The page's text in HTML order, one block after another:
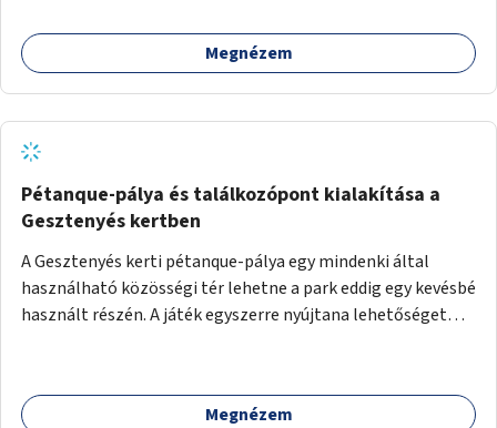
Megnézem
Pétanque-pálya és találkozópont kialakítása a
Gesztenyés kertben
A Gesztenyés kerti pétanque-pálya egy mindenki által
használható közösségi tér lehetne a park eddig egy kevésbé
használt részén. A játék egyszerre nyújtana lehetőséget
autizmussal vagy demenciával élő emberek számára is.
Megnézem